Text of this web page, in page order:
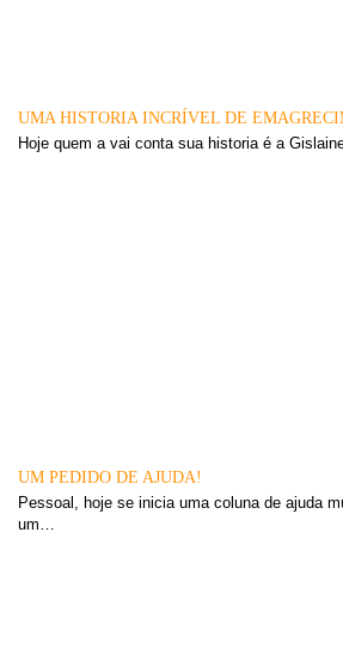
UMA HISTORIA INCRÍVEL DE
Hoje quem a vai conta sua historia é a
UM PEDIDO DE AJUDA!
Pessoal, hoje se inicia uma coluna de ajuda
um…